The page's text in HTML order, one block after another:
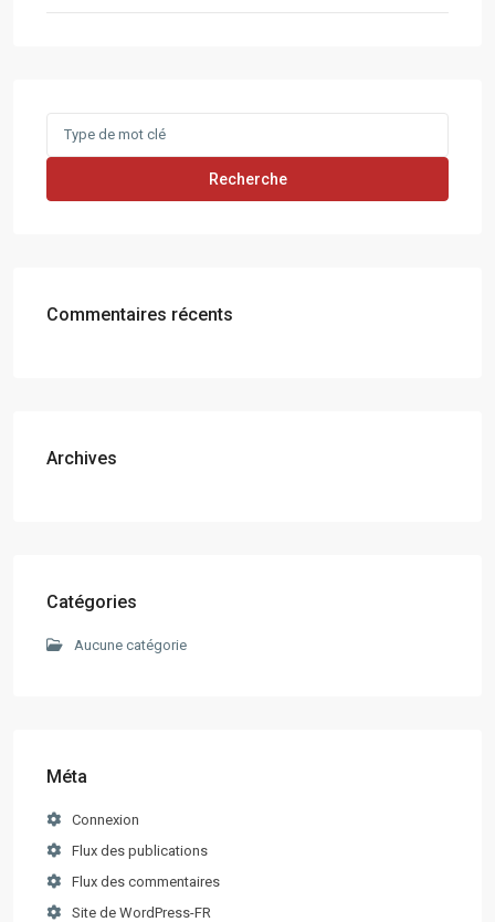
Recherche
Commentaires récents
Archives
Catégories
Aucune catégorie
Méta
Connexion
Flux des publications
Flux des commentaires
Site de WordPress-FR